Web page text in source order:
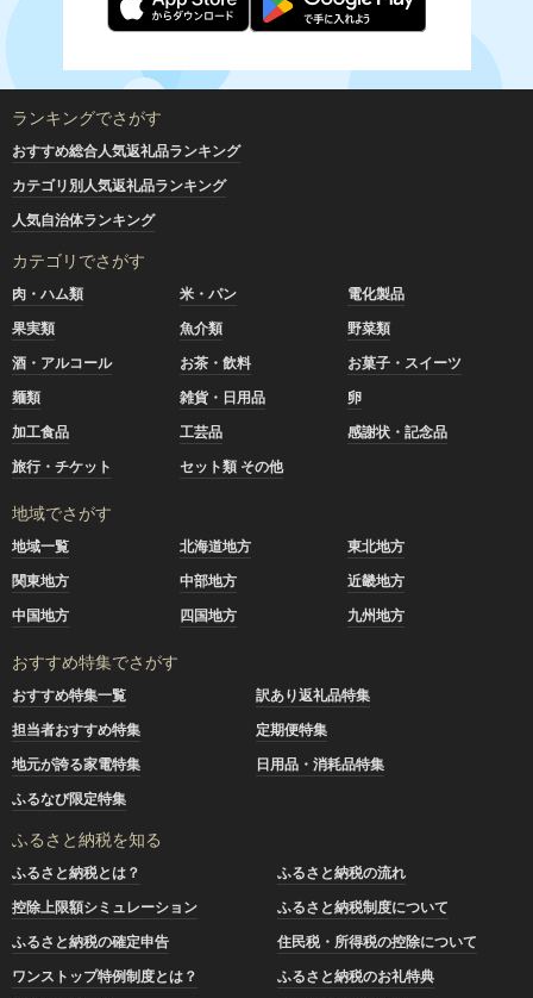
ランキングでさがす
おすすめ総合人気返礼品ランキング
カテゴリ別人気返礼品ランキング
人気自治体ランキング
カテゴリでさがす
肉・ハム類 米・パン
電化製品
果実類
魚介類
野菜類
酒・アルコール
お茶・飲料
お菓子・スイーツ
麺類
雑貨・日用品
卵
加工食品
工芸品
感謝状・記念品
旅行・チケット
セット類 その他
地域でさがす
地域一覧 北海道地方
東北地方
関東地方
中部地方
近畿地方
中国地方
四国地方 九州地方
おすすめ特集でさがす
おすすめ特集一覧
訳あり返礼品特集
担当者おすすめ特集
定期便特集
地元が誇る家電特集
日用品・消耗品特集
ふるなび限定特集
ふるさと納税を知る
ふるさと納税とは？
ふるさと納税の流れ
控除上限額シミュレーション
ふるさと納税制度について
ふるさと納税の確定申告
住民税・所得税の控除について
ワンストップ特例制度とは？
ふるさと納税のお礼特典